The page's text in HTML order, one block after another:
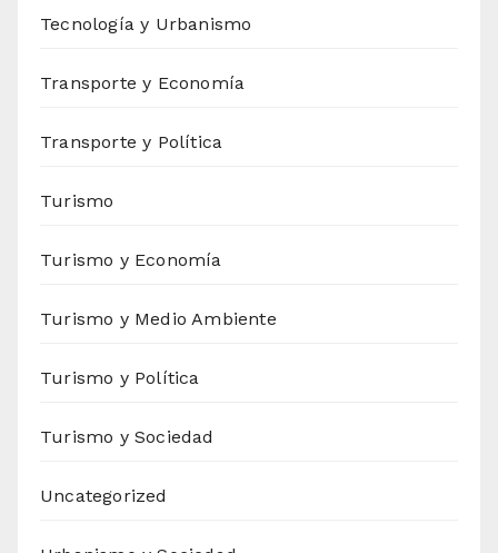
Tecnología y Urbanismo
Transporte y Economía
Transporte y Política
Turismo
Turismo y Economía
Turismo y Medio Ambiente
Turismo y Política
Turismo y Sociedad
Uncategorized